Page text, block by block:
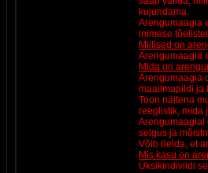
kujundama.
Arengumaagia
inimese
Millised on
Arengumaagid
Mida on
Arengumaagia
maailmapildi ja
Toon näitena
reeglistik, mida
Arengumaagial
selgus ja
Võib öelda, et
Mis kasu on
Üksikindiviidi